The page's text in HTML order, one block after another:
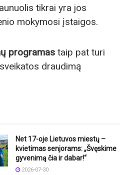
tikrai yra jos
mokymosi įstaigos.
programas taip pat turi
draudimą
Net 17-oje Lietuvos miestų –
kvietimas senjorams: „Švęskime
gyvenimą čia ir dabar!“
2026-07-30